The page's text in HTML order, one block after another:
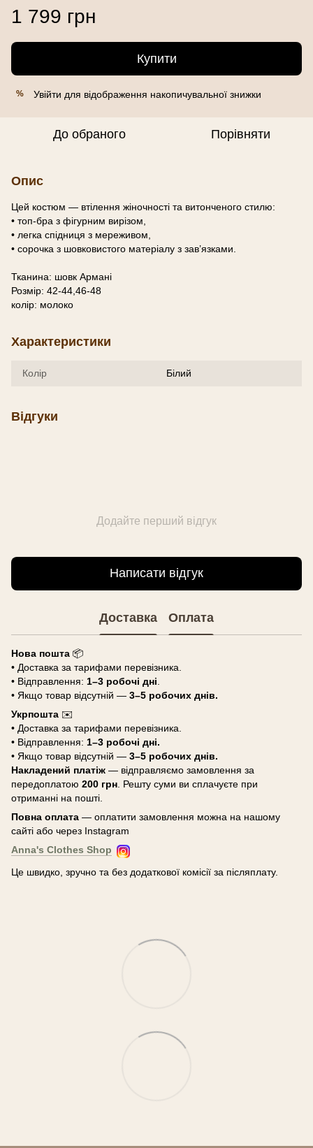
1 799 грн
Купити
% Увійти для відображення накопичувальної знижки
До обраного Порівняти
Опис
Цей костюм — втілення жіночності та витонченого стилю:
• топ-бра з фігурним вирізом,
• легка спідниця з мереживом,
• сорочка з шовковистого матеріалу з зав’язками.
Тканина: шовк Армані
Розмір: 42-44,46-48
колір: молоко
Характеристики
Колір Білий
Відгуки
Додайте перший відгук
Написати відгук
Доставка Оплата
Нова пошта 📦
• Доставка за тарифами перевізника.
• Відправлення: 1–3 робочі дні
• Якщо товар відсутній — 3–5 робочих днів.
Укрпошта ✉️
• Доставка за тарифами перевізника.
• Відправлення: 1–3 робочі дні.
• Якщо товар відсутній — 3–5 робочих днів.
Накладений платіж — відправляємо замовлення за
передоплатою 200 грн . Решту суми ви сплачуєте при
отриманні на пошті.
Повна оплата — оплатити замовлення можна на нашому
сайті або через Instagram
Anna's Clothes Shop
Це швидко, зручно та без додаткової комісії за післяплату.